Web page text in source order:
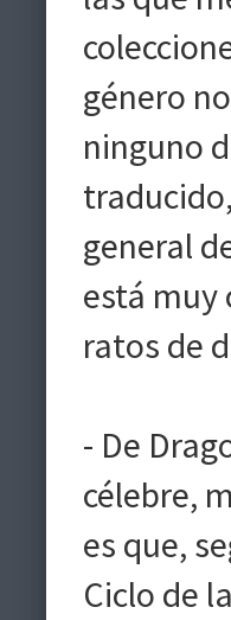
género
ninguno
general
está muy
ratos de
- De
célebre,
es que,
Ciclo de